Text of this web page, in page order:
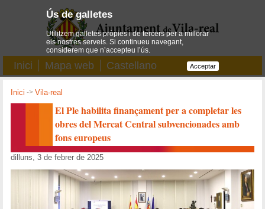
Inici Mapa web Castellano
Inici ->Vila-real
El Ple habilita finançament per a completar les
obres del Mercat Central subvencionades amb
fons europeus
dilluns, 3 de febrer de 2025
Ús de galletes
Utilitzem galletes pròpies i de tercers per a millorar
els nostres serveis. Si continueu navegant,
considerem que n’accepteu l’ús.
Acceptar